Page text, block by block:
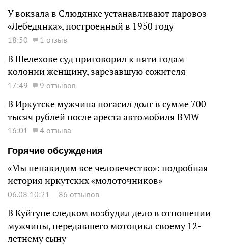
У вокзала в Слюдянке устанавливают паровоз
«Лебедянка», построенный в 1950 году
18:50 1 отзыв
В Шелехове суд приговорил к пяти годам
колонии женщину, зарезавшую сожителя
17:49 9 отзывов
В Иркутске мужчина погасил долг в сумме 700
тысяч рублей после ареста автомобиля BMW
16:01
4 отзыва
Горячие обсуждения
«Мы ненавидим все человечество»: подробная
история иркутских «молоточников»
06.08 10:21 86 отзывов
В Куйтуне следком возбудил дело в отношении
мужчины, передавшего мотоцикл своему 12-
летнему сыну